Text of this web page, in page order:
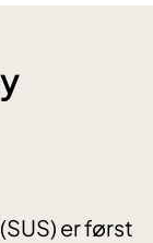
er først